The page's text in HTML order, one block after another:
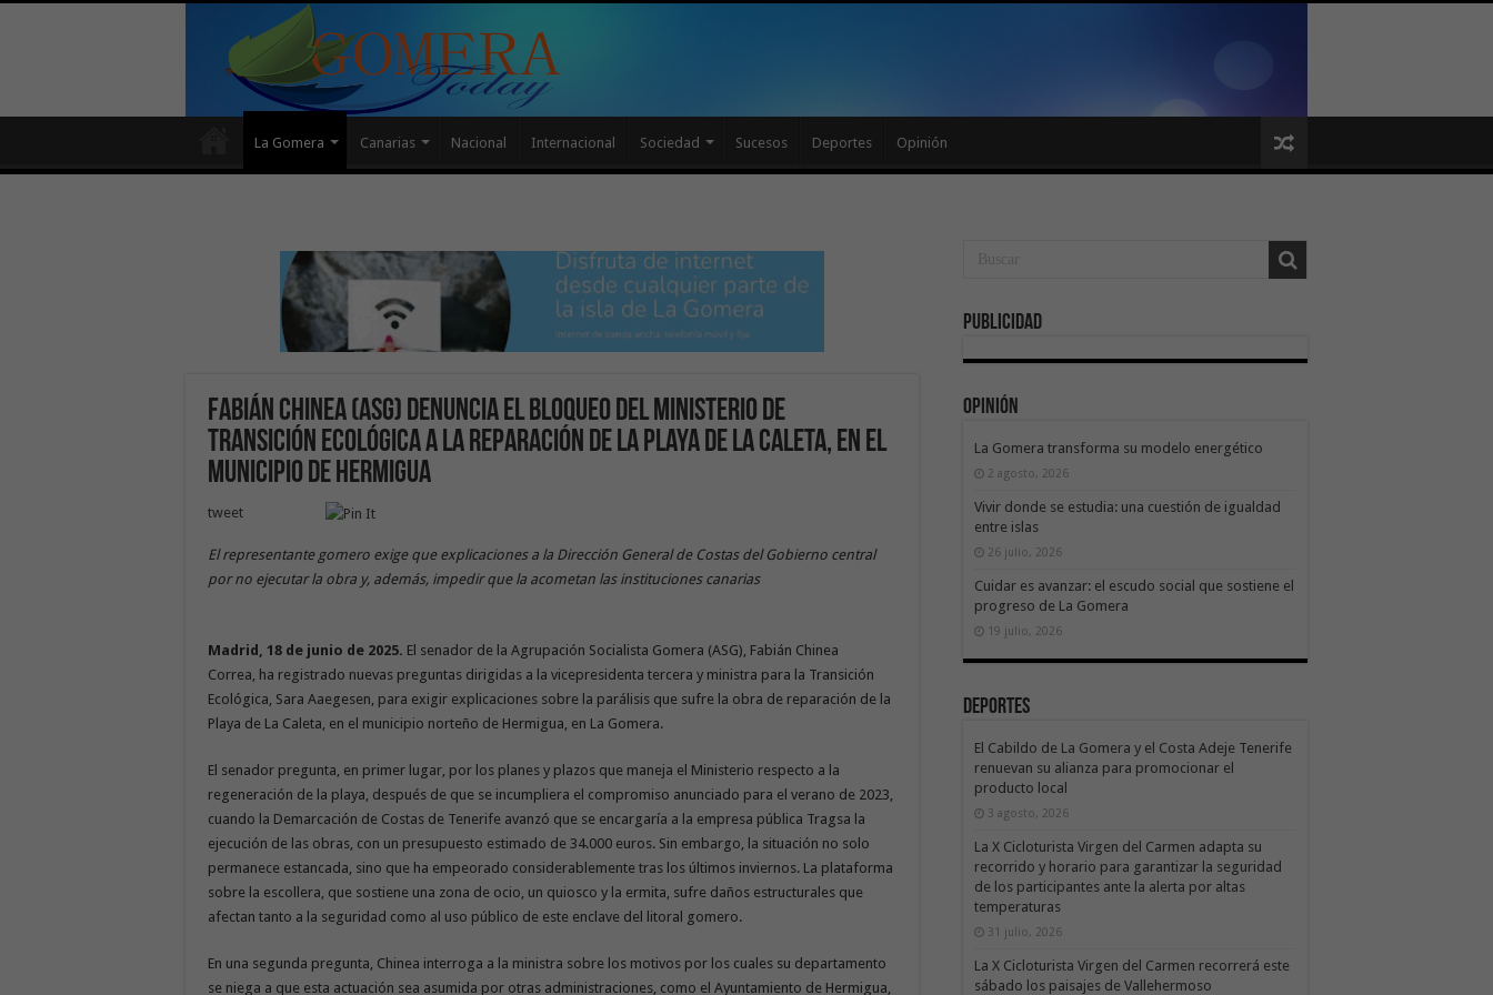
La Gomera Canarias Nacional Internacional Sociedad Sucesos Deportes Opinión
Fabián Chinea (ASG) denuncia el bloqueo del Ministerio de
Transición Ecológica a la reparación de la Playa de La Caleta, en el
municipio de Hermigua
tweet
El representante gomero exige que explicaciones a la Dirección General de Costas del Gobierno central
por no ejecutar la obra y, además, impedir que la acometan las instituciones canarias
Madrid, 18 de junio de 2025. El senador de la Agrupación Socialista Gomera (ASG), Fabián Chinea
Correa, ha registrado nuevas preguntas dirigidas a la vicepresidenta tercera y ministra para la Transición
Ecológica, Sara Aaegesen, para exigir explicaciones sobre la parálisis que sufre la obra de reparación de la
Playa de La Caleta, en el municipio norteño de Hermigua, en La Gomera.
El senador pregunta, en primer lugar, por los planes y plazos que maneja el Ministerio respecto a la
regeneración de la playa, después de que se incumpliera el compromiso anunciado para el verano de 2023,
cuando la Demarcación de Costas de Tenerife avanzó que se encargaría a la empresa pública Tragsa la
ejecución de las obras, con un presupuesto estimado de 34.000 euros. Sin embargo, la situación no solo
permanece estancada, sino que ha empeorado considerablemente tras los últimos inviernos. La plataforma
sobre la escollera, que sostiene una zona de ocio, un quiosco y la ermita, sufre daños estructurales que
afectan tanto a la seguridad como al uso público de este enclave del litoral gomero.
En una segunda pregunta, Chinea interroga a la ministra sobre los motivos por los cuales su departamento
se niega a que esta actuación sea asumida por otras administraciones, como el Ayuntamiento de Hermigua,
Publicidad
Opinión
La Gomera transforma su modelo energético
2 agosto, 2026
Vivir donde se estudia: una cuestión de igualdad
entre islas
26 julio, 2026
Cuidar es avanzar: el escudo social que sostiene el
progreso de La Gomera
19 julio, 2026
Deportes
El Cabildo de La Gomera y el Costa Adeje Tenerife
renuevan su alianza para promocionar el
producto local
3 agosto, 2026
La X Cicloturista Virgen del Carmen adapta su
recorrido y horario para garantizar la seguridad
de los participantes ante la alerta por altas
temperaturas
31 julio, 2026
La X Cicloturista Virgen del Carmen recorrerá este
sábado los paisajes de Vallehermoso